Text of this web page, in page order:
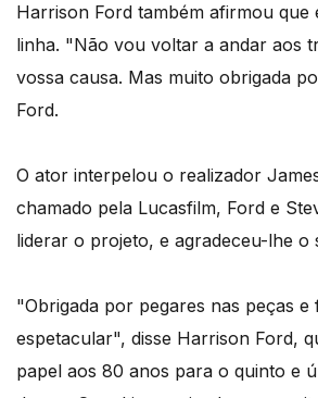
Harrison Ford também afirmou que
linha. "Não vou voltar a andar aos
vossa causa. Mas muito obrigada
Ford.
O ator interpelou o realizador
chamado pela Lucasfilm, Ford e
liderar o projeto, e agradeceu-lhe o
"Obrigada por pegares nas peças e
espetacular", disse Harrison Ford,
papel aos 80 anos para o quinto e